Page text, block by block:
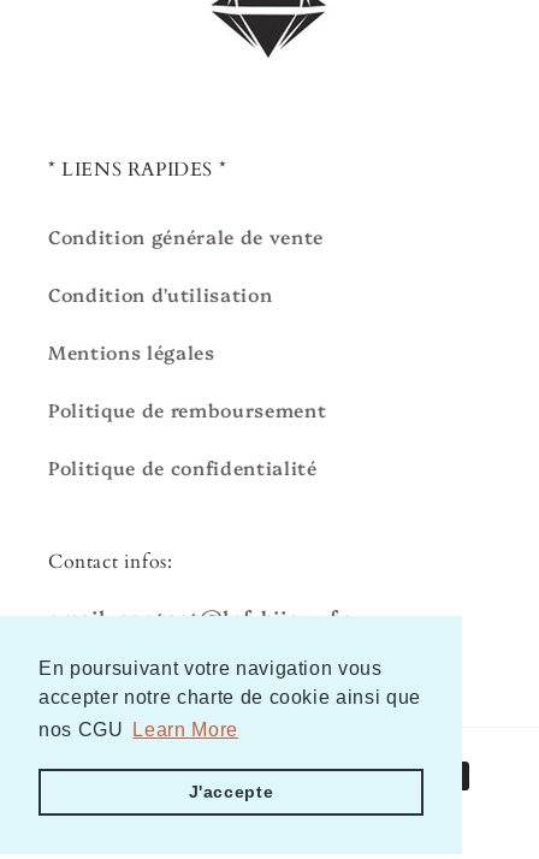
En poursuivant votre navigation vous
accepter notre charte de cookie ainsi que
nos CGU
Learn More
J'accepte
En poursuivant votre navigation vous
accepter notre charte de cookie ainsi que
nos CGU
Learn More
J'accepte
* LIENS RAPIDES *
Condition générale de vente
Condition d'utilisation
Mentions légales
Politique de remboursement
Politique de confidentialité
Contact infos:
email: contact@lpf-bijoux.fr
Méthodes